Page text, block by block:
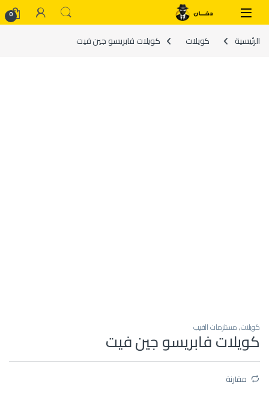
Skip to navigation
Skip to content
0
الرئيسية كويلات كويلات فابريسو جين فيت
كويلات,مستلزمات الفيب
كويلات فابريسو جين فيت
مقارنة